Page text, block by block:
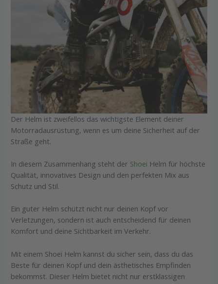
Der Helm ist zweifellos das wichtigste Element deiner
Motorradausrüstung, wenn es um deine Sicherheit auf der
Straße geht.
In diesem Zusammenhang steht der Shoei Helm für höchste
Qualität, innovatives Design und den perfekten Mix aus
Schutz und Stil.
Ein guter Helm schützt nicht nur deinen Kopf vor
Verletzungen, sondern ist auch entscheidend für deinen
Komfort und deine Sichtbarkeit im Verkehr.
Mit einem Shoei Helm kannst du sicher sein, dass du das
Beste für deinen Kopf und dein ästhetisches Empfinden
bekommst. Dieser Helm bietet nicht nur erstklassigen